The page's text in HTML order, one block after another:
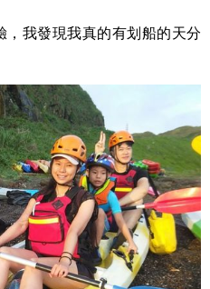
我發現我真的有划船的天分